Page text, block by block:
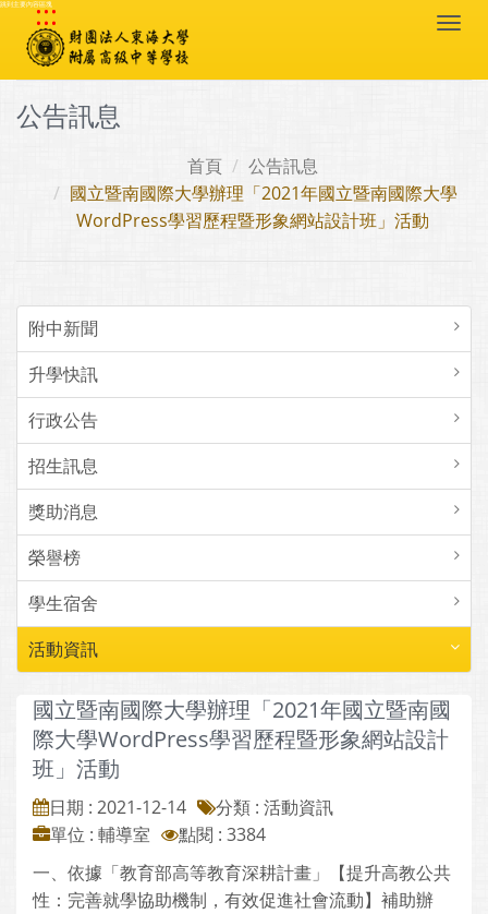
跳到主要內容區塊
:::
公告訊息
首頁
公告訊息
國立暨南國際大學辦理「2021年國立暨南國際大學
WordPress學習歷程暨形象網站設計班」活動
附中新聞
升學快訊
行政公告
招生訊息
獎助消息
榮譽榜
學生宿舍
活動資訊
國立暨南國際大學辦理「2021年國立暨南國
際大學WordPress學習歷程暨形象網站設計
班」活動
日期 : 2021-12-14
分類 : 活動資訊
單位 : 輔導室
點閱 : 3384
一、依據「教育部高等教育深耕計畫」【提升高教公共
性：完善就學協助機制，有效促進社會流動】補助辦